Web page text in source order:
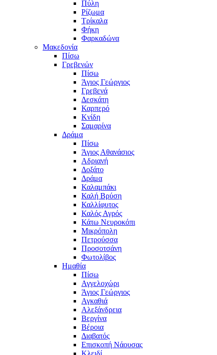
Πύλη
Ρίζωμα
Τρίκαλα
Φήκη
Φαρκαδώνα
Μακεδονία
Πίσω
Γρεβενών
Πίσω
Άγιος Γεώργιος
Γρεβενά
Δεσκάτη
Καρπερό
Κνίδη
Σαμαρίνα
Δράμα
Πίσω
Άγιος Αθανάσιος
Αδριανή
Δοξάτο
Δράμα
Καλαμπάκι
Καλή Βρύση
Καλλίφυτος
Καλός Αγρός
Κάτω Νευροκόπι
Μικρόπολη
Πετρούσσα
Προσοτσάνη
Φωτολίβος
Ημαθία
Πίσω
Αγγελοχώρι
Άγιος Γεώργιος
Αγκαθιά
Αλεξάνδρεια
Βεργίνα
Βέροια
Διαβατός
Επισκοπή Νάουσας
Κλειδί